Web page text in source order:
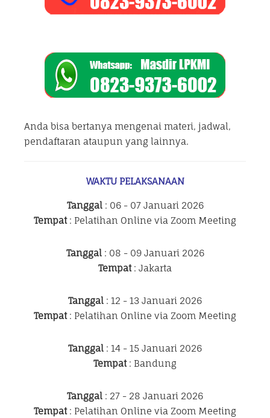
Anda bisa bertanya mengenai materi, jadwal,
pendaftaran ataupun yang lainnya.
WAKTU PELAKSANAAN
Tanggal: 06 - 07 Januari 2026
Tempat: Pelatihan Online via Zoom Meeting
Tanggal: 08 - 09 Januari 2026
Tempat: Jakarta
Tanggal : 12 - 13 Januari 2026
Tempat: Pelatihan Online via Zoom Meeting
Tanggal : 14 - 15 Januari 2026
Tempat: Bandung
Tanggal : 27 - 28 Januari 2026
Tempat: Pelatihan Online via Zoom Meeting